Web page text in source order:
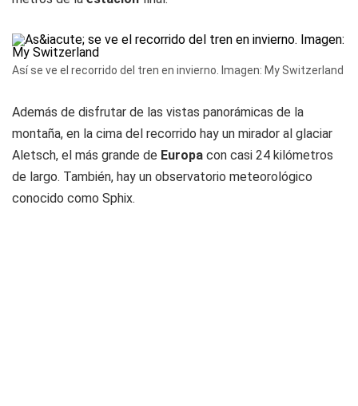
Así se ve el recorrido del tren en invierno. Imagen: My Switzerland
Además de disfrutar de las vistas panorámicas de la
montaña, en la cima del recorrido hay un mirador al glaciar
Aletsch, el más grande de Europa con casi 24 kilómetros
de largo. También, hay un observatorio meteorológico
conocido como Sphix.